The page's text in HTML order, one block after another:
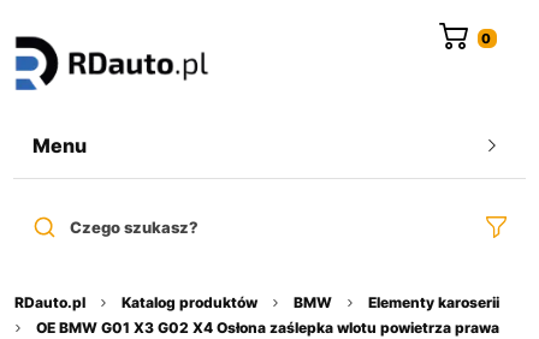
Menu
Czego szukasz?
RDauto.pl Katalog produktów BMW
Elementy karoserii
OE BMW G01 X3 G02 X4 Osłona zaślepka wlotu powietrza prawa